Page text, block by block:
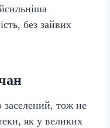
без зайвих
тож не
як у великих